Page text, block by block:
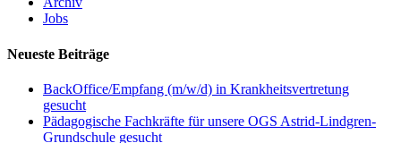
Jobs
Neueste Beiträge
BackOffice/Empfang (m/w/d) in Krankheitsvertretung
gesucht
Pädagogische Fachkräfte für unsere OGS Astrid-Lindgren-
Grundschule gesucht